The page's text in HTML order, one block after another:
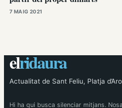
7 MAIG 2021
elridaura
Actualitat de Sant Feliu, Platja
Hi ha qui busca silenciar mitjans.